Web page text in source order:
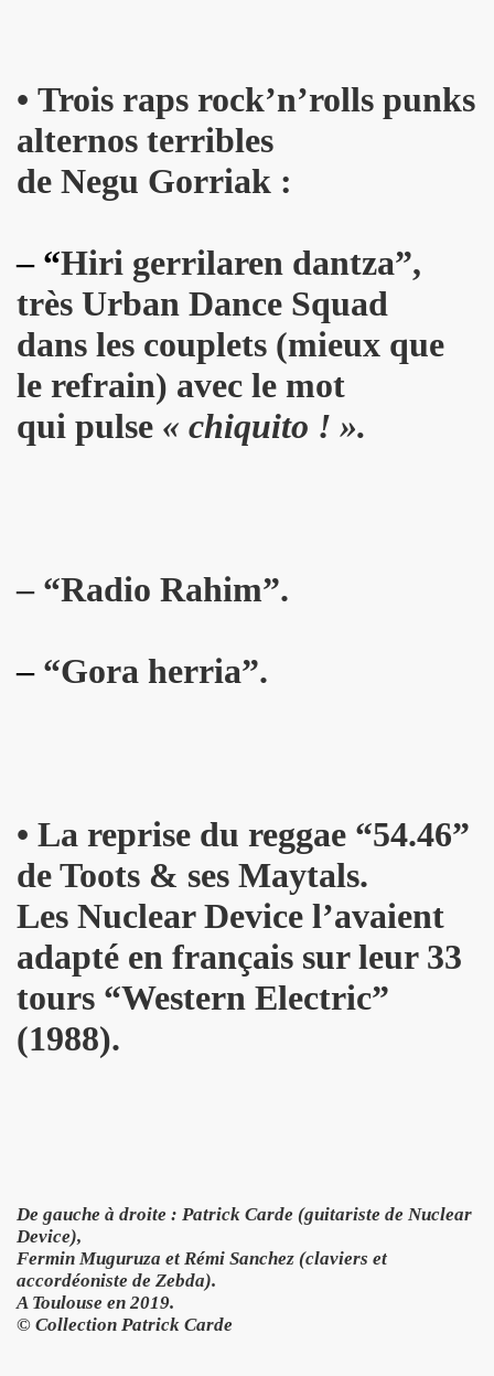
• Trois raps rock’n’rolls punks
alternos terribles
de Negu Gorriak :
– “Hiri gerrilaren dantza”,
très Urban Dance Squad
dans les couplets (mieux que
le refrain) avec le mot
qui pulse « chiquito ! ».
– “Radio Rahim”.
– “Gora herria”.
• La reprise du reggae “54.46”
de Toots & ses Maytals.
Les Nuclear Device l’avaient
adapté en français sur leur 33
tours “Western Electric”
(1988).
De gauche à droite : Patrick Carde (guitariste de Nuclear
Device),
Fermin Muguruza et Rémi Sanchez (claviers et
accordéoniste de Zebda).
A Toulouse en 2019.
© Collection Patrick Carde
+ PHILIPPE ALMOSNINO (concert "Mutant Love"
DEVICE (1982 a 1989) : 45 revolutions par minute,
de Paris a Sete (du 2 au 4 novembre 2015).
du 23 au 25 octobre 2015 a Biarritz.
intimiste à paraître en 2016.
???" et "Psycho Tropical Berlin") le 5 juillet 2015 au
l'amour" (2015) : chronique detaillee.
le 4 mai 2015 au PALAIS DES SPORTS (Paris) :
"Hommage a PASCAL BORNE" (guitariste de
dans le journal "CANDY" n°8 (hiver 2014 2015).
» de MINISTERE A.M.E.R (Stomy Bugsy et Passi)
DRONES (album "THE TANGIBLE EFFECT OF LOVE")
dans le Sud de de la France, dans les Vosges (juin et
(2014) de BRIAN SETZER : chronique
: chronique detaillee.
de la chanson" (Editions Caid, 2014) : chronique du
le 3 avril 2014 a LA MAROQUINERIE (Paris) : compte
DRONES ("The Tangible Effect Of Love") le 28 mars